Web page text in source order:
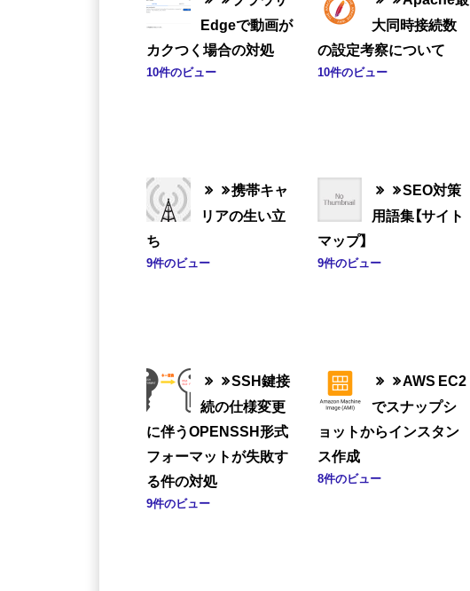
Edgeで動画が
カクつく場合の対処
10件のビュー
大同時接続数
の設定考察について
10件のビュー
携帯キャ
リアの生い立
ち
9件のビュー
SEO対策
用語集【サイト
マップ】
9件のビュー
SSH鍵接
続の仕様変更
に伴うOPENSSH形式
フォーマットが失敗す
る件の対処
9件のビュー
AWS EC2
でスナップシ
ョットからインスタン
ス作成
8件のビュー